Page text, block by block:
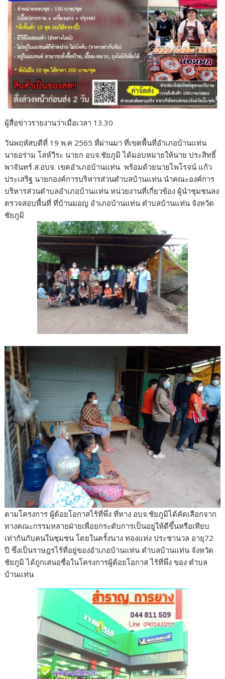
ผู้สื่อข่าวรายงานว่าเมื่อเวลา 13.30
วันพฤหัสบดีที่ 19 พ.ค 2565 ที่ผ่านมา ที่เขตพื้นที่อำเภอบ้านแท่น
นายอร่าม โล่ห์วีระ นายก อบจ.ชัยภูมิ ได้มอบหมายให้นาย ประสิทธิ์
พาจันทร์ ส.อบจ. เขตอำเภอบ้านแท่น พร้อมด้วยนายไพโรจน์ แก้ว
ประเสริฐ นายกองค์การบริหารส่วนตำบลบ้านแท่น นำคณะองค์การ
บริหารส่วนตำบลอำเภอบ้านแท่น หน่วยงานที่เกี่ยวข้อง ผู้นำชุมชนลง
ตรวจสอบพื้นที่ ที่บ้านมอญ อำเภอบ้านแท่น ตำบลบ้านแท่น จังหวัด
ชัยภูมิ
ตามโครงการ ผู้ด้อยโอกาสไร้ที่พึ่ง ที่ทาง อบจ.ชัยภูมิได้คัดเลือกจาก
ทางคณะกรรมหลายฝ่ายเพื่อยกระดับการเป็นอยู่ให้ดีขึ้นหรือเทียบ
เท่ากันกับคนในชุมชน โดยในครั้งนาง ทองแท่ง ประชานวล อายุ72
ปี ซึ่งเป็นราษฎรไร้ที่อยู่ของอำเภอบ้านแท่น ตำบลบ้านแท่น จังหวัด
ชัยภูมิ ได้ถูกเสนอชื่อในโครงการผู้ด้อยโอกาส ไร้ที่พึ่ง ของ ตำบล
บ้านแท่น